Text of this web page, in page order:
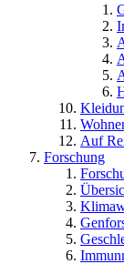
Auf
Forschung